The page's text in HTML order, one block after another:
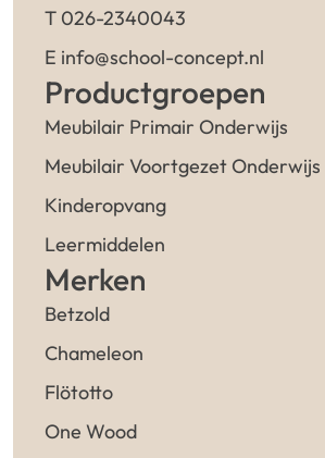
T 026-2340043
E info@school-concept.nl
Productgroepen
Meubilair Primair Onderwijs
Meubilair Voortgezet Onderwijs
Kinderopvang
Leermiddelen
Merken
Betzold
Chameleon
Flötotto
One Wood